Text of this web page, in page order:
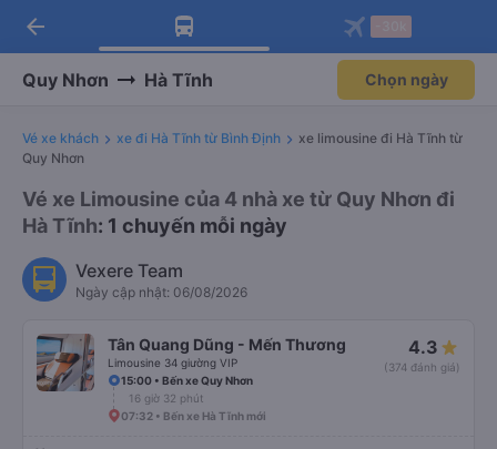
Tải app Vexere ngay!
Nhận ưu đãi thành viên độc
Mở app
Tải app Vexere
-30k/ghế khi đặt vé máy bay qua
Mở app
arrow_back
Quy Nhơn Hà Tĩnh Chọn ngày
Vé xe khách xe đi Hà Tĩnh từ Bình Định
xe limousine đi Hà Tĩnh từ
Quy Nhơn
Vé xe Limousine của 4 nhà xe từ Quy Nhơn đi
Hà Tĩnh: 1 chuyến mỗi ngày
Vexere Team
Ngày cập nhật: 06/08/2026
Tân Quang Dũng - Mến Thương
Limousine 34 giường VIP
4.3
(374 đánh giá)
15:00 • Bến xe Quy Nhơn
16 giờ 32 phút
07:32 • Bến xe Hà Tĩnh mới